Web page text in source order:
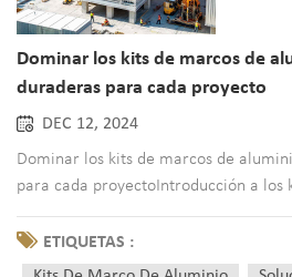
Dominar los kits de marcos de
duraderas para cada proyecto
DEC 12, 2024
Dominar los kits de marcos de
para cada proyectoIntroducción a los
aluminio: soluciones versátiles para
mundo de la construcción y los
de marcos de aluminio se han
ETIQUETAS :